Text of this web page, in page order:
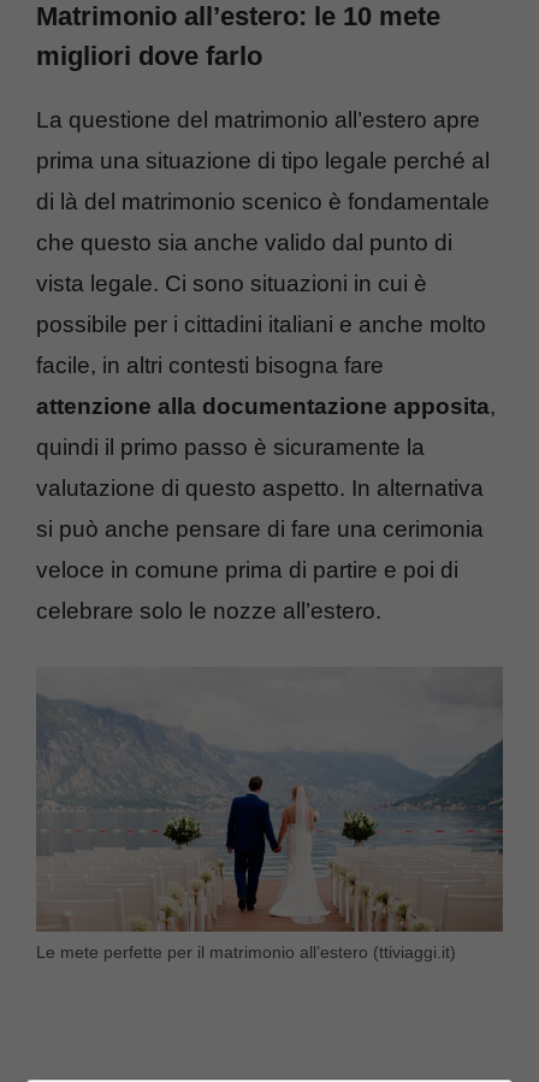
Matrimonio all’estero: le 10 mete
migliori dove farlo
La questione del matrimonio all’estero apre
prima una situazione di tipo legale perché al
di là del matrimonio scenico è fondamentale
che questo sia anche valido dal punto di
vista legale. Ci sono situazioni in cui è
possibile per i cittadini italiani e anche molto
facile, in altri contesti bisogna fare
attenzione alla documentazione apposita,
quindi il primo passo è sicuramente la
valutazione di questo aspetto. In alternativa
si può anche pensare di fare una cerimonia
veloce in comune prima di partire e poi di
celebrare solo le nozze all’estero.
Le mete perfette per il matrimonio all’estero (ttiviaggi.it)